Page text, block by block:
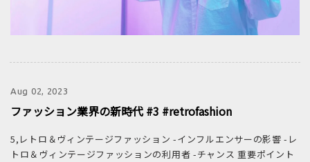
Aug 02, 2023
ファッション業界の新時代 #3 #retrofashion
5,レトロ＆ヴィンテージファッション -インフルエンサーの影響 -レ
トロ＆ヴィンテージファッションの利用者 -チャンス 重要ポイント